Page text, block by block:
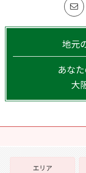
地元
あな
大
エリア